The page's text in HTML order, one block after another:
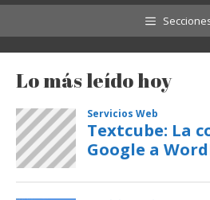
Lo más leído hoy